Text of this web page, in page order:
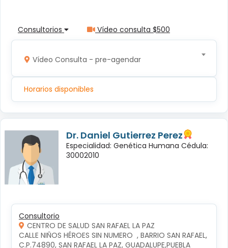
Consultorios Vídeo consulta $500
Vídeo Consulta - pre-agendar
Horarios disponibles
Dr. Daniel Gutierrez Perez
Especialidad: Genética Humana Cédula:
30002010
Consultorio
CENTRO DE SALUD SAN RAFAEL LA PAZ
CALLE NIÑOS HÉROES SIN NUMERO  , BARRIO SAN RAFAEL,
C.P.74890, SAN RAFAEL LA PAZ, GUADALUPE,PUEBLA